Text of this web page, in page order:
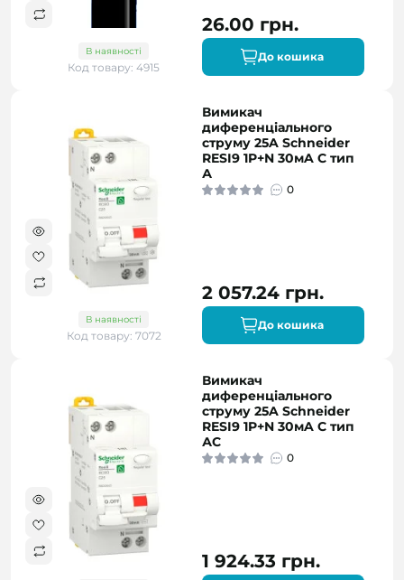
В наявності
Код товару: 4915
26.00 грн.
До кошика
В наявності
Код товару: 7072
Вимикач
диференціального
струму 25A Schneider
RESI9 1P+N 30мA C тип
А
0
2 057.24 грн.
До кошика
Вимикач
диференціального
струму 25A Schneider
RESI9 1P+N 30мA C тип
АC
0
1 924.33 грн.